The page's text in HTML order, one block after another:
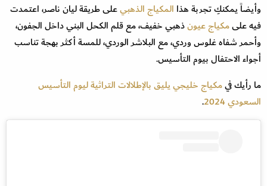
وأيضاً يمكنكِ تجربة هذا المكياج الذهبيعلى طريقة ليان ناصر، اعتمدت
فيه علىمكياج عيونذهبي خفيف، مع قلم الكحل البني داخل الجفون،
وأحمر شفاه غلوس وردي، مع البلاشر الوردي، للمسة أكثر بهجة تناسب
أجواء الاحتفال بيوم التأسيس.
ما رأيك فيمكياج خليجي يليق بالإطلالات التراثية ليوم التأسيس
السعودي 2024
.